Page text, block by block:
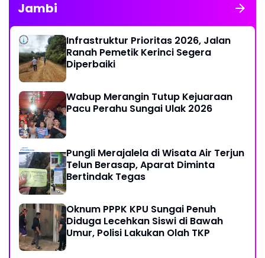
Jambi
Infrastruktur Prioritas 2026, Jalan
Ranah Pemetik Kerinci Segera
Diperbaiki
Wabup Merangin Tutup Kejuaraan
Pacu Perahu Sungai Ulak 2026
Pungli Merajalela di Wisata Air Terjun
Telun Berasap, Aparat Diminta
Bertindak Tegas
Oknum PPPK KPU Sungai Penuh
Diduga Lecehkan Siswi di Bawah
Umur, Polisi Lakukan Olah TKP